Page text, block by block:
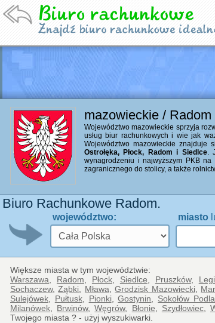
mazowieckie / Radom
Województwo mazowieckie sprzyja
usług biur rachunkowych i wie jak
Województwo mazowieckie znajduje
Ostrołęka, Płock, Radom i Siedlce.
wynagrodzeniu i najwyższym PKB na
zagranicznego do stolicy, a także
Biuro Rachunkowe Radom.
województwo:
miasto
Większe miasta w tym województwie:
Warszawa
Radom Płock, Siedlce Pruszków,
Sochaczew,Ząbki Mława ,Grodzisk Mazowiecki,
Sulejówek
Pułtusk, Pionki,Gostynin Sokołów
Milanówek
Brwinów,Węgrów, Błonie Szydłowiec,
Twojego miasta ? - użyj wyszukiwarki.